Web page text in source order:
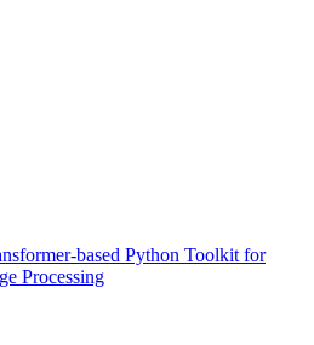
based Python Toolkit for
Processing